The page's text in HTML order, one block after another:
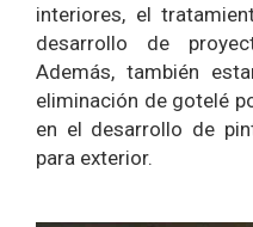
interiores, el
desarrollo de
Además, también
eliminación de gotelé
en el desarrollo de
para exterior.